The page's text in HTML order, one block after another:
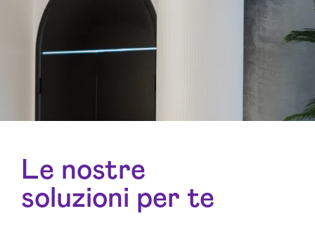
Le nostre
soluzioni per te